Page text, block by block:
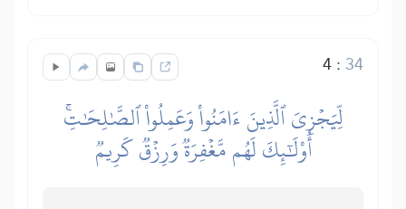
4: 34
لِّيَجۡزِيَ ٱلَّذِينَ ءَامَنُواْ وَعَمِلُواْ ٱلصَّٰلِحَٰتِۚ
أُوْلَٰٓئِكَ لَهُم مَّغۡفِرَةٞ وَرِزۡقٞ كَرِيمٞ